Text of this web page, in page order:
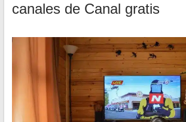
canales de Canal gratis